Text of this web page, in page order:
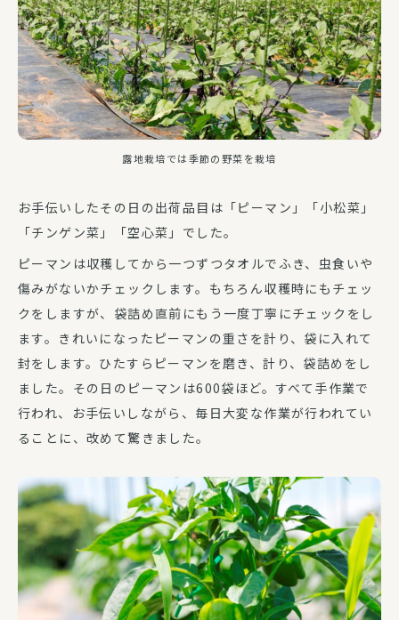
露地栽培では季節の野菜を栽培
お手伝いしたその日の出荷品目は「ピーマン」「小松菜」
「チンゲン菜」「空心菜」でした。
ピーマンは収穫してから一つずつタオルでふき、虫食いや
傷みがないかチェックします。もちろん収穫時にもチェッ
クをしますが、袋詰め直前にもう一度丁寧にチェックをし
ます。きれいになったピーマンの重さを計り、袋に入れて
封をします。ひたすらピーマンを磨き、計り、袋詰めをし
ました。その日のピーマンは600袋ほど。すべて手作業で
行われ、お手伝いしながら、毎日大変な作業が行われてい
ることに、改めて驚きました。